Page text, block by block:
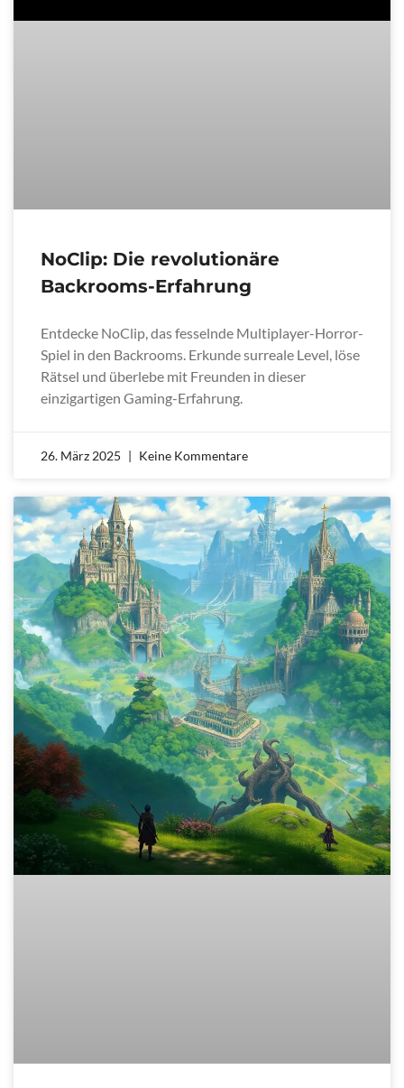
NoClip: Die revolutionäre
Backrooms-Erfahrung
Entdecke NoClip, das fesselnde Multiplayer-Horror-
Spiel in den Backrooms. Erkunde surreale Level, löse
Rätsel und überlebe mit Freunden in dieser
einzigartigen Gaming-Erfahrung.
26. März 2025 Keine Kommentare